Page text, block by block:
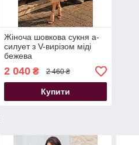
Жіноча шовкова сукня а-
силует з V-вирізом міді
бежева
2 040₴ 2 460 ₴
Купити